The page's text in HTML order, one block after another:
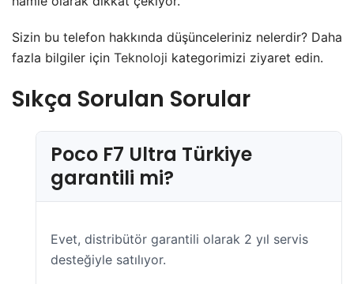
Sizin bu telefon hakkında düşünceleriniz nelerdir? Daha
fazla bilgiler için Teknoloji kategorimizi ziyaret edin.
Sıkça Sorulan Sorular
Poco F7 Ultra Türkiye
garantili mi?
Evet, distribütör garantili olarak 2 yıl servis
desteğiyle satılıyor.